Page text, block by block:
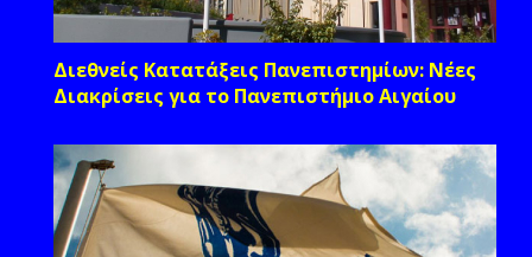
Διεθνείς Κατατάξεις Πανεπιστημίων: Νέες
Διακρίσεις για το Πανεπιστήμιο Αιγαίου